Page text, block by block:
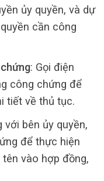
ủy quyền, và dự
cần công
: Gọi điện
công chứng để
tiết về thủ tục.
với bên ủy quyền,
để thực hiện
vào hợp đồng,